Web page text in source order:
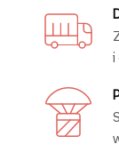
i